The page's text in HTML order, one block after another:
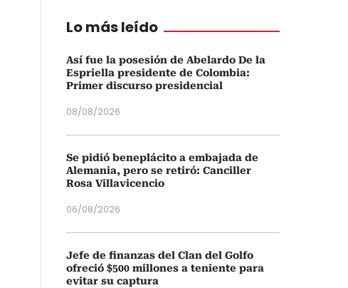
Lo más leído
Así fue la posesión de Abelardo De la
Espriella presidente de Colombia:
Primer discurso presidencial
08/08/2026
Se pidió beneplácito a embajada de
Alemania, pero se retiró: Canciller
Rosa Villavicencio
06/08/2026
Jefe de finanzas del Clan del Golfo
ofreció $500 millones a teniente para
evitar su captura